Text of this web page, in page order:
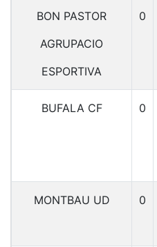
BON PASTOR
AGRUPACIO
ESPORTIVA
0
BUFALA CF 0
MONTBAU UD 0